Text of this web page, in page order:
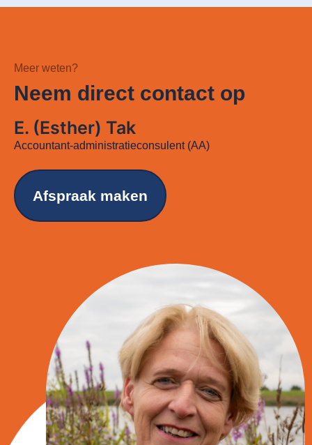
Meer weten?
Neem direct contact op
E. (Esther) Tak
Accountant-administratieconsulent (AA)
Afspraak maken